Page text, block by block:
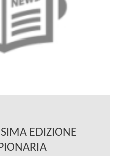
EDIZIONE